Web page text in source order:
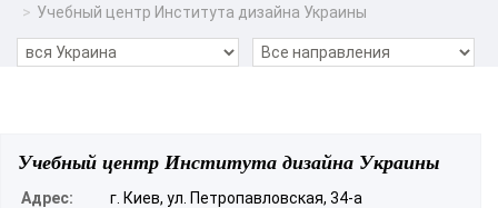
Учебный центр Института дизайна Украины
Учебный центр Института дизайна Украины
Адрес:
г. Киев, ул. Петропавловская, 34-а